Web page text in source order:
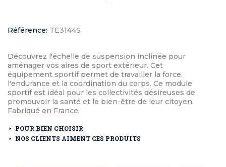
Référence: TE3144S
Découvrez l'échelle de suspension inclinée pour
aménager vos aires de sport extérieur. Cet
équipement sportif permet de travailler la force,
l'endurance et la coordination du corps. Ce module
sportif est idéal pour les collectivités désireuses de
promouvoir la santé et le bien-être de leur citoyen.
Fabriqué en France.
POUR BIEN CHOISIR
NOS CLIENTS AIMENT CES PRODUITS